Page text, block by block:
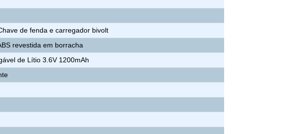
de fenda e carregador bivolt
revestida em borracha
de Lítio 3.6V 1200mAh